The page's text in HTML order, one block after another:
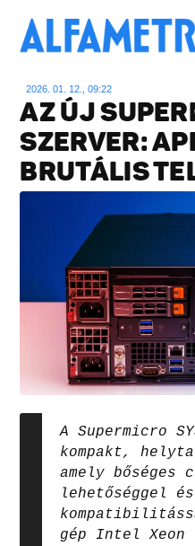
2026. 01. 12., 09:22
AZ ÚJ
SZERVER:
BRUTÁLIS
A Supermicro
kompakt,
amely bőséges
lehetőséggel és
gép Intel Xeon